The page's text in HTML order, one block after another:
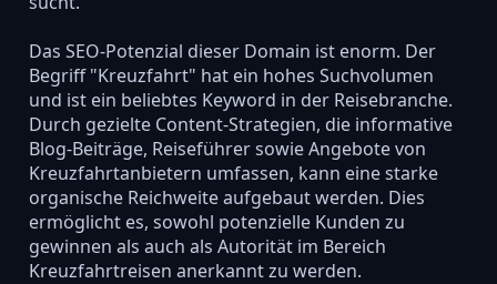
Das SEO-Potenzial dieser Domain ist enorm. Der
Begriff "Kreuzfahrt" hat ein hohes Suchvolumen
und ist ein beliebtes Keyword in der Reisebranche.
Durch gezielte Content-Strategien, die informative
Blog-Beiträge, Reiseführer sowie Angebote von
Kreuzfahrtanbietern umfassen, kann eine starke
organische Reichweite aufgebaut werden. Dies
ermöglicht es, sowohl potenzielle Kunden zu
gewinnen als auch als Autorität im Bereich
Kreuzfahrtreisen anerkannt zu werden.